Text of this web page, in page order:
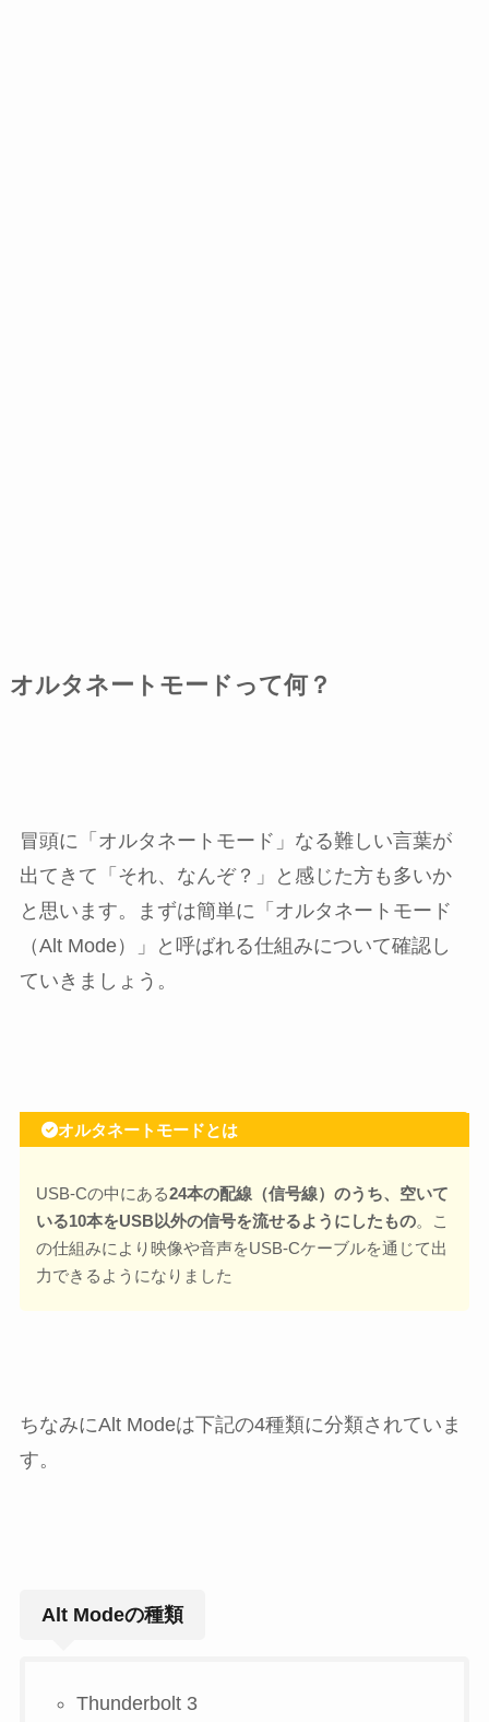
オルタネートモードって何？
冒頭に「オルタネートモード」なる難しい言葉が
出てきて「それ、なんぞ？」と感じた方も多いか
と思います。まずは簡単に「オルタネートモード
（Alt Mode）」と呼ばれる仕組みについて確認し
ていきましょう。
オルタネートモードとは
USB-Cの中にある24本の配線（信号線）のうち、空いて
いる10本をUSB以外の信号を流せるようにしたもの。こ
の仕組みにより映像や音声をUSB-Cケーブルを通じて出
力できるようになりました
ちなみにAlt Modeは下記の4種類に分類されていま
す。
Alt Modeの種類
Thunderbolt 3